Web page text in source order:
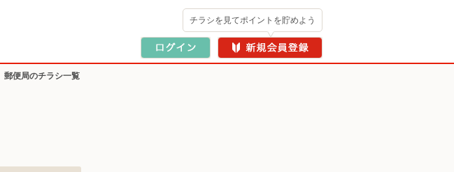
チラシを見てポイントを貯めよう
郵便局のチラシ一覧